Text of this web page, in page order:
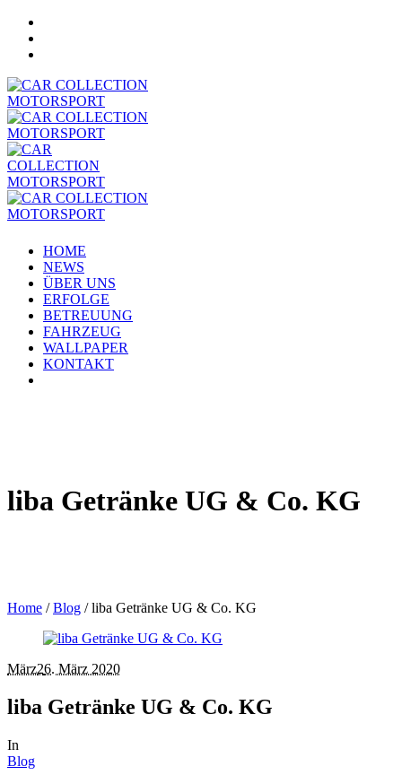
HOME
NEWS
ÜBER UNS
ERFOLGE
BETREUUNG
FAHRZEUG
WALLPAPER
KONTAKT
liba Getränke UG & Co. KG
Home /Blog /liba Getränke UG & Co. KG
März26. März 2020
liba Getränke UG & Co. KG
In
Blog